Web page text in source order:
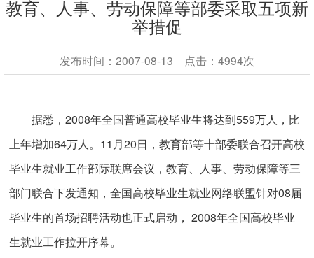
教育、人事、劳动保障等部委采取五项新
举措促
发布时间：2007-08-13 点击：4994次
据悉， 2008年全国普通高校毕业生将达到 559万人，比
上年增加64万人。 11 月 20 日，教育部等十部委联合召开高校
毕业生就业工作部际联席会议，教育、人事、劳动保障等三
部门联合下发通知，全国高校毕业生就业网络联盟针对08届
毕业生的首场招聘活动也正式启动， 2008年全国高校毕业
生就业工作拉开序幕。